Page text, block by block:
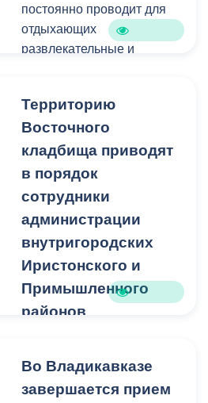
постоянно проводит для
отдыхающих
развлекательные и
Территорию
Восточного
кладбища приводят
в порядок
сотрудники
администрации
внутригородских
Иристонского и
Примышленного
районов
загущения территории
дикорастущими
Во Владикавказе
завершается прием